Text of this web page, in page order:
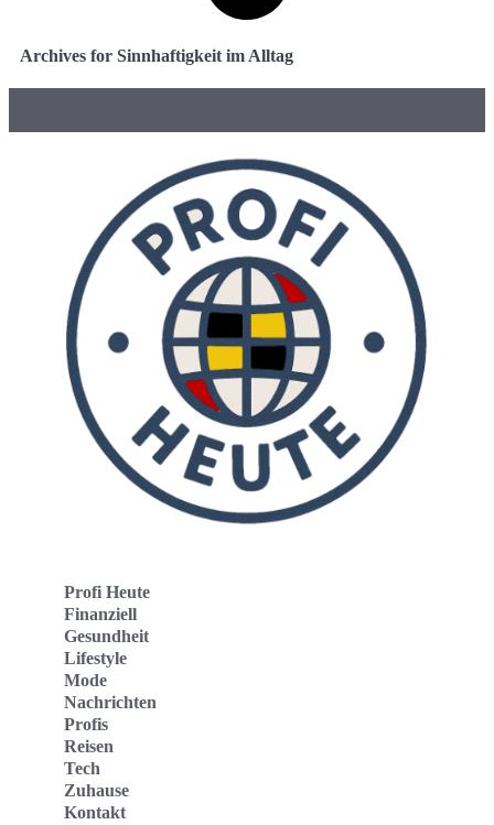
Archives for Sinnhaftigkeit im Alltag
Profi Heute
Finanziell
Gesundheit
Lifestyle
Mode
Nachrichten
Profis
Reisen
Tech
Zuhause
Kontakt